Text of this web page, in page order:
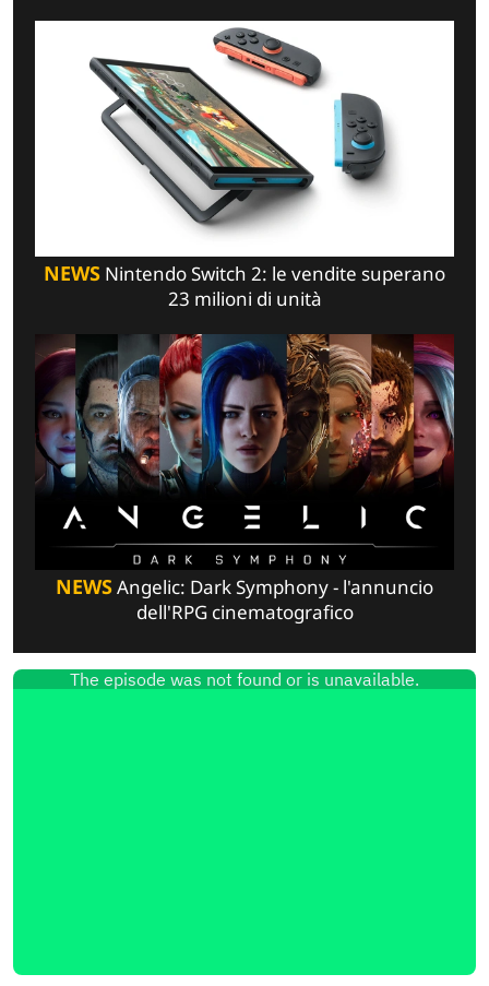
NEWS Nintendo Switch 2: le vendite superano
23 milioni di unità
NEWSAngelic: Dark Symphony - l'annuncio
dell'RPG cinematografico